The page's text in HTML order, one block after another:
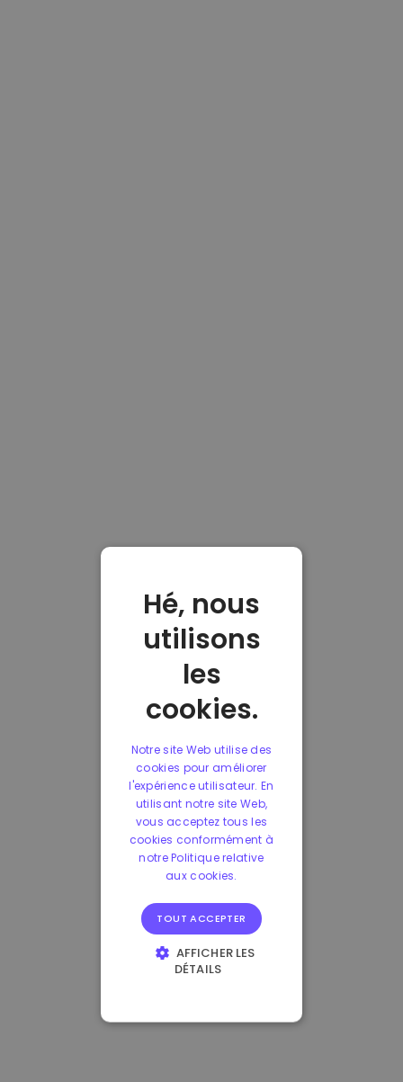
Hé, nous
utilisons
les
cookies.
Notre site Web utilise des
cookies pour améliorer
l'expérience utilisateur. En
utilisant notre site Web,
vous acceptez tous les
cookies conformément à
notre Politique relative
aux cookies.
TOUT ACCEPTER
AFFICHER LES
DÉTAILS